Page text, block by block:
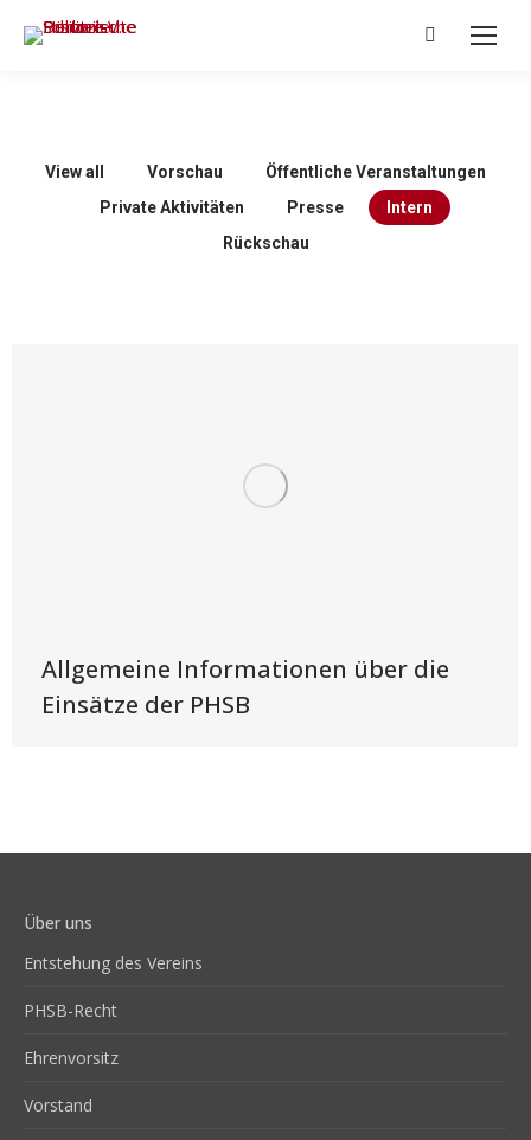
Search:
View all Vorschau
Öffentliche Veranstaltungen
Private Aktivitäten
Presse
Intern
Rückschau
Allgemeine Informationen über die
Einsätze der PHSB
Über uns
Entstehung des Vereins
PHSB-Recht
Ehrenvorsitz
Vorstand